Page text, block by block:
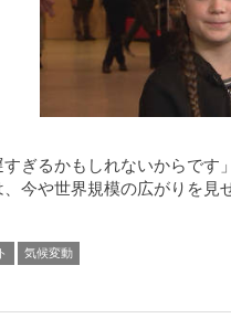
ぎるかもしれないからです
今や世界規模の広がりを見
気候変動